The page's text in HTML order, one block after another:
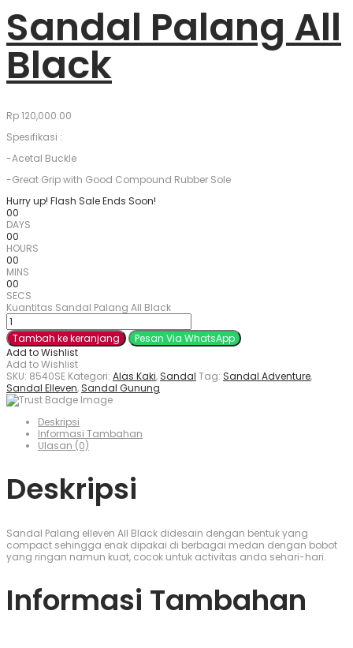
Sandal Palang All
Black
Rp120,000.00
Spesifikasi :
-Acetal Buckle
-Great Grip with Good Compound Rubber Sole
Hurry up! Flash Sale Ends Soon!
00
DAYS
00
HOURS
00
MINS
00
SECS
Kuantitas Sandal Palang All Black
Tambah ke keranjang
Pesan Via WhatsApp
Add to Wishlist
Add to Wishlist
SKU: 8540SE Kategori: Alas Kaki, Sandal Tag: Sandal Adventure,
Sandal Elleven, Sandal Gunung
Deskripsi
Informasi Tambahan
Ulasan (0)
Deskripsi
Sandal Palang elleven All Black didesain dengan bentuk yang
compact sehingga enak dipakai di berbagai medan dengan bobot
yang ringan namun kuat, cocok untuk activitas anda sehari-hari.
Informasi Tambahan